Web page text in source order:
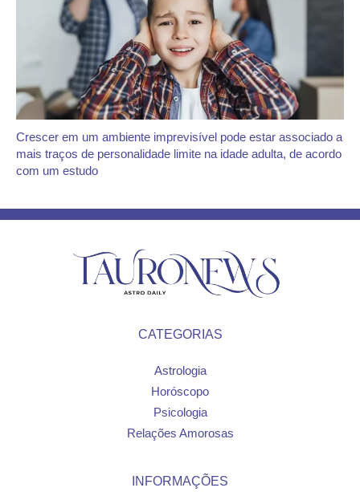
Crescer em um ambiente imprevisível pode estar associado a
mais traços de personalidade limite na idade adulta, de acordo
com um estudo
CATEGORIAS
Astrologia
Horóscopo
Psicologia
Relações Amorosas
INFORMAÇÕES